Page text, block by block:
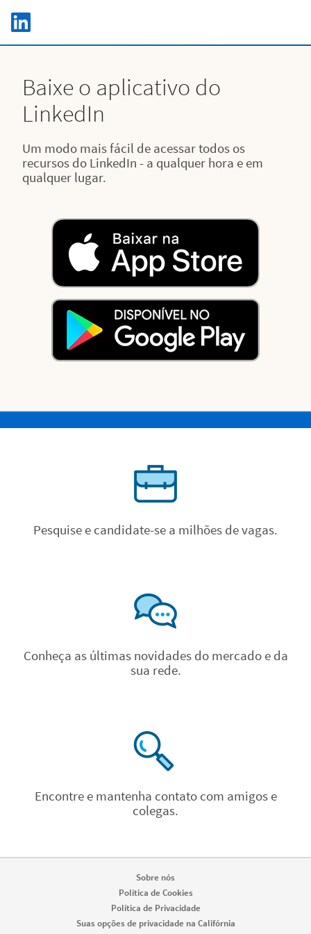
Skip to main content
LinkedIn Logo
Baixe o aplicativo do
LinkedIn
Um modo mais fácil de acessar todos os
recursos do LinkedIn - a qualquer hora e em
qualquer lugar.
Pesquise e candidate-se a milhões de vagas.
Conheça as últimas novidades do mercado e da
sua rede.
Encontre e mantenha contato com amigos e
colegas.
Sobre nós
Política de Cookies
Política de Privacidade
Suas opções de privacidade na Califórnia